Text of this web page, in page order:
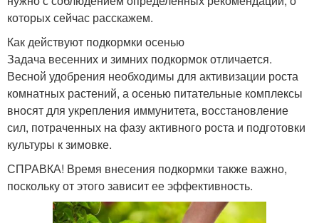
которых сейчас расскажем.
Как действуют подкормки осенью
Задача весенних и зимних подкормок отличается.
Весной удобрения необходимы для активизации роста
комнатных растений, а осенью питательные комплексы
вносят для укрепления иммунитета, восстановление
сил, потраченных на фазу активного роста и подготовки
культуры к зимовке.
СПРАВКА! Время внесения подкормки также важно,
поскольку от этого зависит ее эффективность.